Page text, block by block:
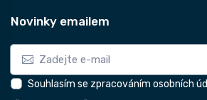
Novinky emailem
Souhlasím se zpracováním osobních